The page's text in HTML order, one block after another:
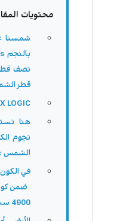
محتويات
شمسنا
قطر
LOGIC
هنا
نجوم
الشمس :
في
ضمن
4900 سنة ضوئية عن